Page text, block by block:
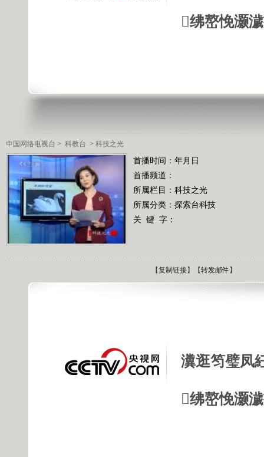
绋嶅悗灏
中国网络电视台 > 科教台 > 科技之光
首播时间：年月日
首播频道：
所属栏目： 科技之光
所属分类：探索台科技
关 键 字：
【复制链接】【转发邮件 】
瀵逛笉璧凤
绋嶅悗灏